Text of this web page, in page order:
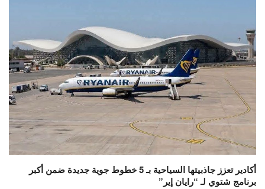
أكادير تعزز جاذبيتها السياحية بـ 5 خطوط جوية جديدة ضمن أكبر
برنامج شتوي لـ “رايان إير”